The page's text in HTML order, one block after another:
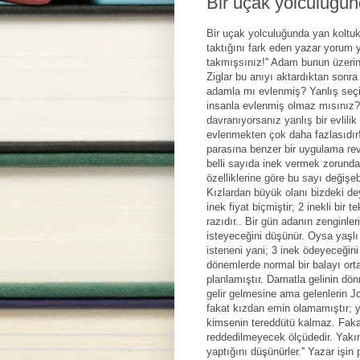
Bir uçak yolculuğunda yan
taktığını fark eden yazar yorum
takmışsınız!'' Adam bunun
Ziglar bu anıyı aktardıktan
adamla mı evlenmiş? Yanlış
insanla evlenmiş olmaz
davranıyorsanız yanlış bir
evlenmekten çok daha
parasına benzer bir uygulama
belli sayıda inek vermek
özelliklerine göre bu sayı
Kızlardan büyük olanı bizdeki
inek fiyat biçmiştir; 2 inekli bir
razıdır.. Bir gün adanın
isteyeceğini düşünür. Oysa
isteneni yani; 3 inek
dönemlerde normal bir balayı
planlamıştır. Damatla gelinin
gelir gelmesine ama gelenlerin
fakat kızdan emin
kimsenin tereddütü kalmaz.
reddedilmeyecek ölçüdedir.
yaptığını düşünürler.'' Yazar